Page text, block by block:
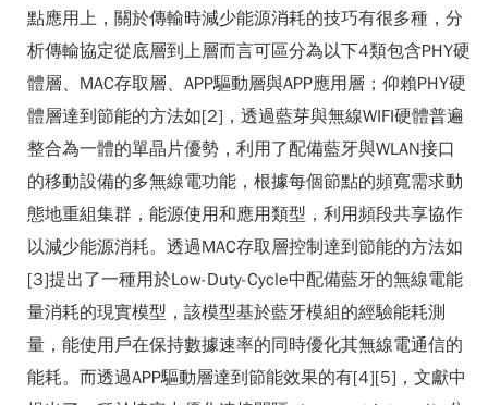
點應用上，關於傳輸時減少能源消耗的技巧有很多種，分
析傳輸協定從底層到上層而言可區分為以下4類包含PHY硬
體層、MAC存取層、APP驅動層與APP應用層；仰賴PHY硬
體層達到節能的方法如[2]，透過藍芽與無線WIFI硬體普遍
整合為一體的單晶片優勢，利用了配備藍牙與WLAN接口
的移動設備的多無線電功能，根據每個節點的頻寬需求動
態地重組集群，能源使用和應用類型，利用頻段共享協作
以減少能源消耗。透過MAC存取層控制達到節能的方法如
[3]提出了一種用於Low-Duty-Cycle中配備藍牙的無線電能
量消耗的現實模型，該模型基於藍牙模組的經驗能耗測
量，能使用戶在保持數據速率的同時優化其無線電通信的
能耗。而透過APP驅動層達到節能效果的有[4][5]，文獻中